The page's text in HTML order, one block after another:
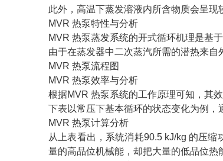
此外，高温下蒸发溶液内所含物质会呈现
MVR 热泵特性与分析
MVR 热泵蒸发系统的开式循环机理是基
由于在蒸发器中二次蒸汽所需的潜热来自
MVR 热泵流程图
MVR 热泵效率与分析
根据MVR 热泵系统的工作原理可知，其
下表以常压下基本循环的状态变化为例，
MVR 热泵计算分析
从上表看出，系统消耗90.5 kJ/kg 的压
量的高品位机械能，却把大量的低品位热